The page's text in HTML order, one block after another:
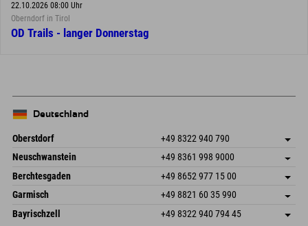
22.10.2026 08:00 Uhr
Oberndorf in Tirol
OD Trails - langer Donnerstag
Deutschland
Oberstdorf +49 8322 940 790
An der Breitach 3
Deutschland
Adresse speichern
Buchen
Neuschwanstein +49 8361 998 9000
An der Riese 45
87484 Nesselwang im Allgäu
Deutschland
Adresse speichern
Buchen
Berchtesgaden +49 8652 977 15 00
Hofreitstr. 7
Deutschland
Adresse speichern
Buchen
Garmisch +49 8821 60 35 990
Frickenstraße 22
82490 Farchant
Adresse speichern
Bayrischzell +49 8322 940 794 45